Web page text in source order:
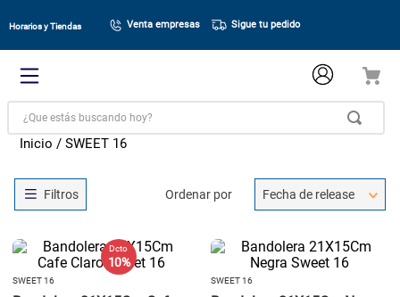
Horarios y Tiendas Venta empresas Sigue tu pedido
¿Que estás buscando hoy?
SWEET 16
Ordenar por Fecha de release
Dcto
10 %
SWEET 16 SWEET 16